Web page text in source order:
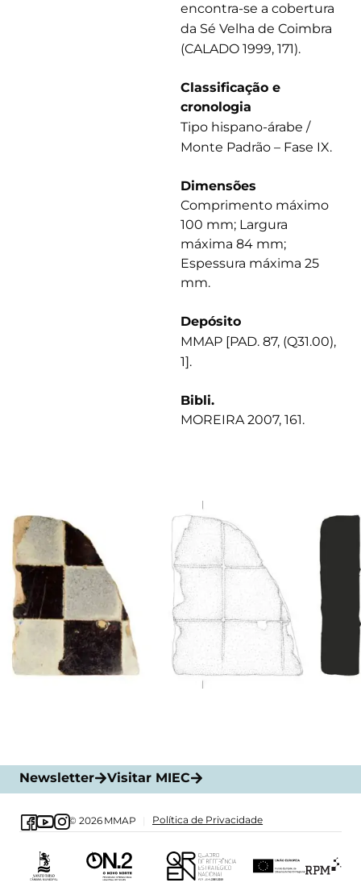
encontra-se a cobertura
da Sé Velha de Coimbra
(CALADO 1999, 171).
Classificação e
cronologia
Tipo hispano-árabe /
Monte Padrão – Fase IX.
Dimensões
Comprimento máximo
100 mm; Largura
máxima 84 mm;
Espessura máxima 25
mm.
Depósito
MMAP [PAD. 87, (Q31.00),
1].
Bibli.
MOREIRA 2007, 161.
Newsletter Visitar MIEC
© 2026 MMAP Política de Privacidade